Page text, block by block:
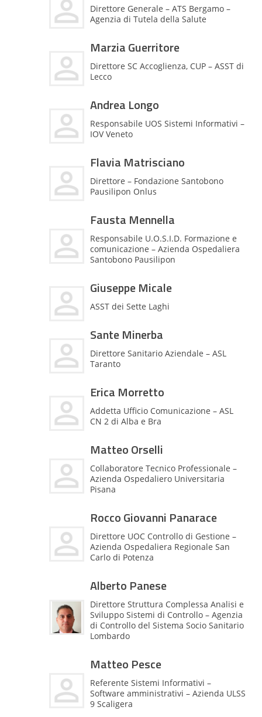
Direttore Generale – ATS Bergamo –
Agenzia di Tutela della Salute
Marzia Guerritore
Direttore SC Accoglienza, CUP – ASST di
Lecco
Andrea Longo
Responsabile UOS Sistemi Informativi –
IOV Veneto
Flavia Matrisciano
Direttore – Fondazione Santobono
Pausilipon Onlus
Fausta Mennella
Responsabile U.O.S.I.D. Formazione e
comunicazione – Azienda Ospedaliera
Santobono Pausilipon
Giuseppe Micale
ASST dei Sette Laghi
Sante Minerba
Direttore Sanitario Aziendale – ASL
Taranto
Erica Morretto
Addetta Ufficio Comunicazione – ASL
CN 2 di Alba e Bra
Matteo Orselli
Collaboratore Tecnico Professionale –
Azienda Ospedaliero Universitaria
Pisana
Rocco Giovanni Panarace
Direttore UOC Controllo di Gestione –
Azienda Ospedaliera Regionale San
Carlo di Potenza
Alberto Panese
Direttore Struttura Complessa Analisi e
Sviluppo Sistemi di Controllo – Agenzia
di Controllo del Sistema Socio Sanitario
Lombardo
Matteo Pesce
Referente Sistemi Informativi –
Software amministrativi – Azienda ULSS
9 Scaligera